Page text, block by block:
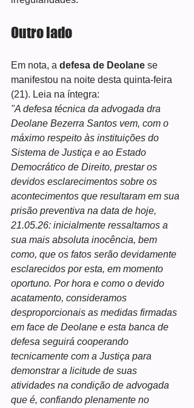
Outro lado
Em nota, a defesa de Deolane se
manifestou na noite desta quinta-feira
(21). Leia na íntegra:
"A defesa técnica da advogada dra
Deolane Bezerra Santos vem, com o
máximo respeito às instituições do
Sistema de Justiça e ao Estado
Democrático de Direito, prestar os
devidos esclarecimentos sobre os
acontecimentos que resultaram em sua
prisão preventiva na data de hoje,
21.05.26: inicialmente ressaltamos a
sua mais absoluta inocência, bem
como, que os fatos serão devidamente
esclarecidos por esta, em momento
oportuno. Por hora e como o devido
acatamento, consideramos
desproporcionais as medidas firmadas
em face de Deolane e esta banca de
defesa seguirá cooperando
tecnicamente com a Justiça para
demonstrar a licitude de suas
atividades na condição de advogada
que é, confiando plenamente no